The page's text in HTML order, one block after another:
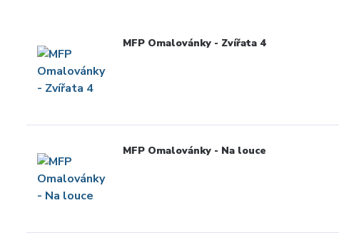
MFP Omalovánky - Zvířata 4
MFP Omalovánky - Na louce